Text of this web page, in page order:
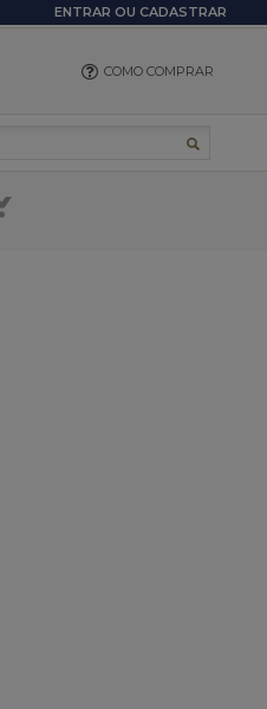
ENTRAR OUCADASTRAR
COMO COMPRAR